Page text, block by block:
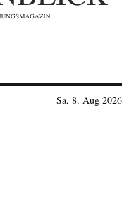
Sa, 8. Aug 2026